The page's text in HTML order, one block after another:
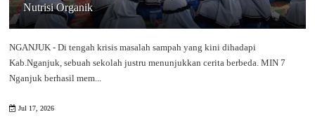
Nutrisi Organik
NGANJUK - Di tengah krisis masalah sampah yang kini dihadapi
Kab.Nganjuk, sebuah sekolah justru menunjukkan cerita berbeda. MIN 7
Nganjuk berhasil mem...
Jul 17, 2026